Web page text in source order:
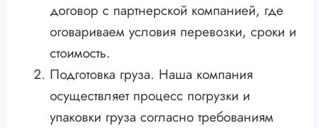
договор с партнерской компанией, где
оговариваем условия перевозки, сроки и
стоимость.
Подготовка груза. Наша компания
осуществляет процесс погрузки и
упаковки груза согласно требованиям